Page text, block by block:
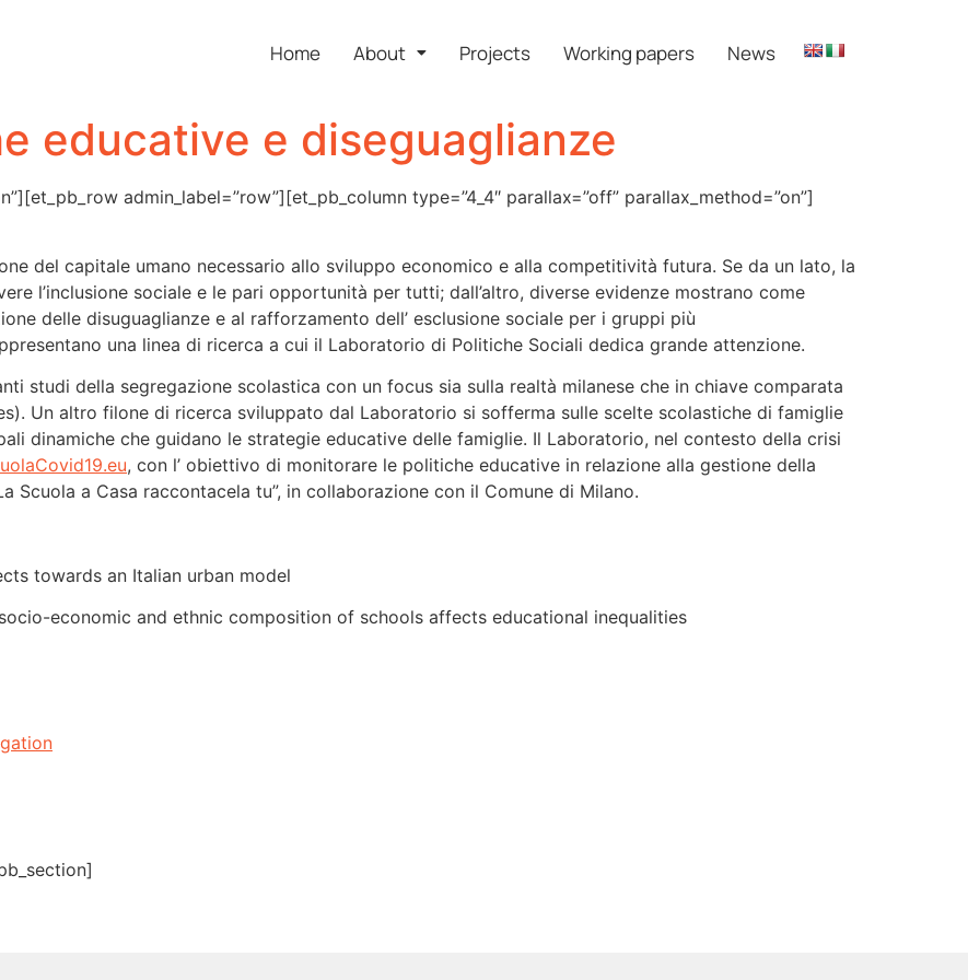
Home About Projects Working papers News
educative e diseguaglianze
admin_label=”row”][et_pb_column type=”4_4″ parallax=”off” parallax_method=”on”]
del capitale umano necessario allo sviluppo economico e alla competitività futura. Se da un lato, la
l’inclusione sociale e le pari opportunità per tutti; dall’altro, diverse evidenze mostrano come
delle disuguaglianze e al rafforzamento dell’ esclusione sociale per i gruppi più
una linea di ricerca a cui il Laboratorio di Politiche Sociali dedica grande attenzione.
studi della segregazione scolastica con un focus sia sulla realtà milanese che in chiave comparata
Un altro filone di ricerca sviluppato dal Laboratorio si sofferma sulle scelte scolastiche di famiglie
dinamiche che guidano le strategie educative delle famiglie. Il Laboratorio, nel contesto della crisi
, con l’ obiettivo di monitorare le politiche educative in relazione alla gestione della
Scuola a Casa raccontacela tu”, in collaborazione con il Comune di Milano.
towards an Italian urban model
economic and ethnic composition of schools affects educational inequalities